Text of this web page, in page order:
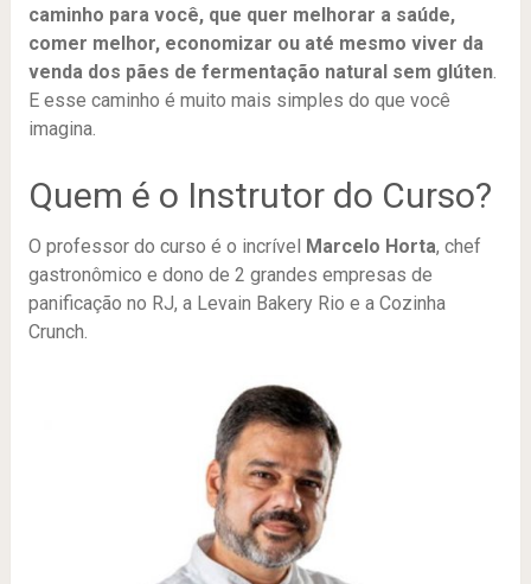
caminho para você, que quer melhorar a saúde,
comer melhor, economizar ou até mesmo viver da
venda dos pães de fermentação natural sem glúten.
E esse caminho é muito mais simples do que você
imagina.
Quem é o Instrutor do Curso?
O professor do curso é o incrível Marcelo Horta, chef
gastronômico e dono de 2 grandes empresas de
panificação no RJ, a Levain Bakery Rio e a Cozinha
Crunch.